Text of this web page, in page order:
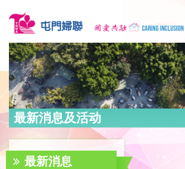
最新消息及活动
最新消息